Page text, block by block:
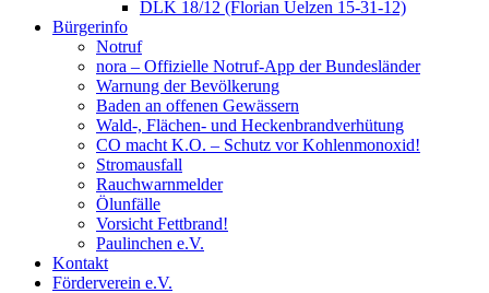
DLK 18/12 (Florian Uelzen 15-31-12)
Bürgerinfo
Notruf
nora – Offizielle Notruf-App der Bundesländer
Warnung der Bevölkerung
Baden an offenen Gewässern
Wald-, Flächen- und Heckenbrandverhütung
CO macht K.O. – Schutz vor Kohlenmonoxid!
Stromausfall
Rauchwarnmelder
Ölunfälle
Vorsicht Fettbrand!
Paulinchen e.V.
Kontakt
Förderverein e.V.